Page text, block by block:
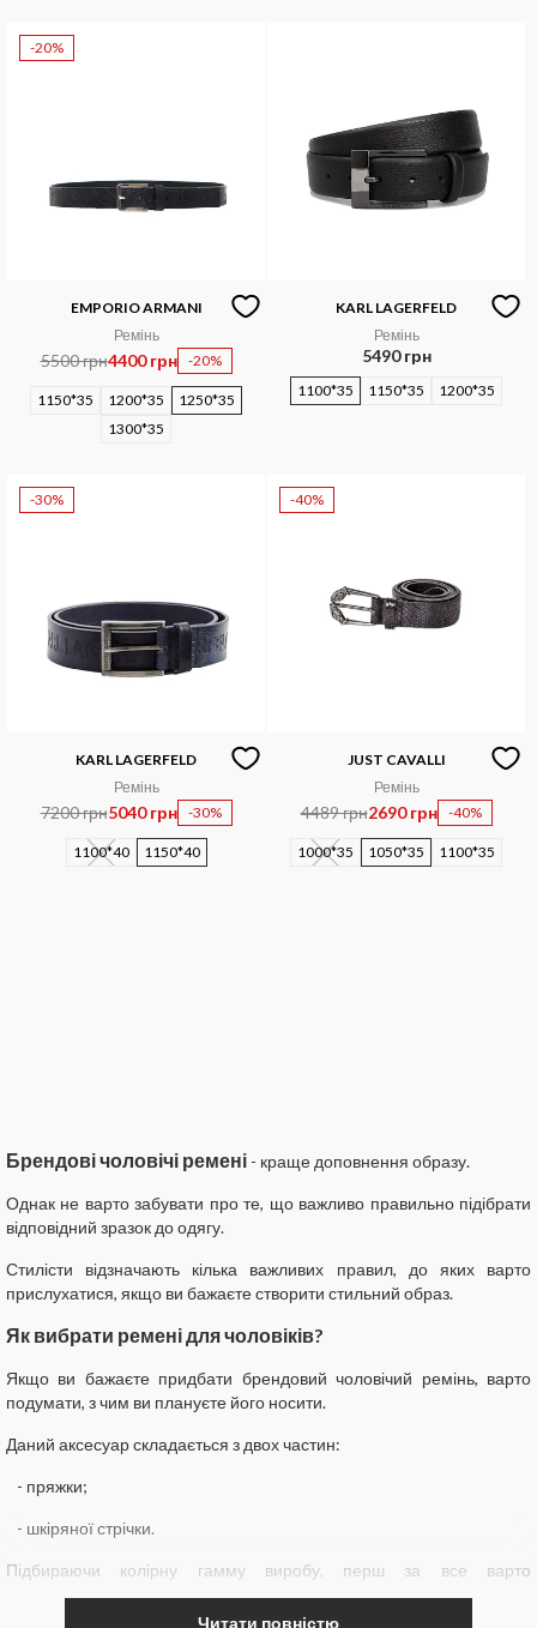
-20%
EMPORIO ARMANI
Ремінь
5500 грн4400 грн -20%
1150*35 1200*35
1250*35
1300*35
KARL LAGERFELD
Ремінь
5490 грн
1100*35 1150*35 1200*35
-30%
KARL LAGERFELD
Ремінь
7200 грн5040 грн -30%
1100*40 1150*40
-40%
JUST CAVALLI
Ремінь
4489 грн2690 грн -40%
1000*35 1050*35 1100*35
Брендові чоловічі ремені - краще доповнення образу.
Однак не варто забувати про те, що важливо правильно підібрати
відповідний зразок до одягу.
Стилісти відзначають кілька важливих правил, до яких варто
прислухатися, якщо ви бажаєте створити стильний образ.
Як вибрати ремені для чоловіків?
Якщо ви бажаєте придбати брендовий чоловічий ремінь, варто
подумати, з чим ви плануєте його носити.
Даний аксесуар складається з двох частин:
- пряжки;
- шкіряної стрічки.
Підбираючи колірну гамму виробу, перш за все варто
орієнтуватися на відтінок взуття, в парі з якою планується носити
дорогий чоловічий ремінь. Якщо ви підбираєте ремінець до
Читати повністю